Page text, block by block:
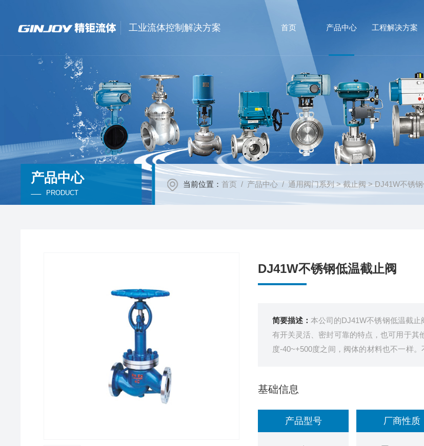
工业流体控制解决方案 首页 产品中心 工程解决方案
产品中心
PRODUCT
当前位置：首页 / 产品中心/通用阀门系列>截止阀 > DJ41W不锈
DJ41W不锈钢低温截止阀
简要描述： 本公司的DJ41W不锈钢低温截
有开关灵活、密封可靠的特点，也可用于
度-40~+500度之间，阀体的材料也不一样
基础信息
产品型号 厂商性质